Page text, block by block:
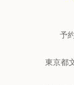
予
東京都